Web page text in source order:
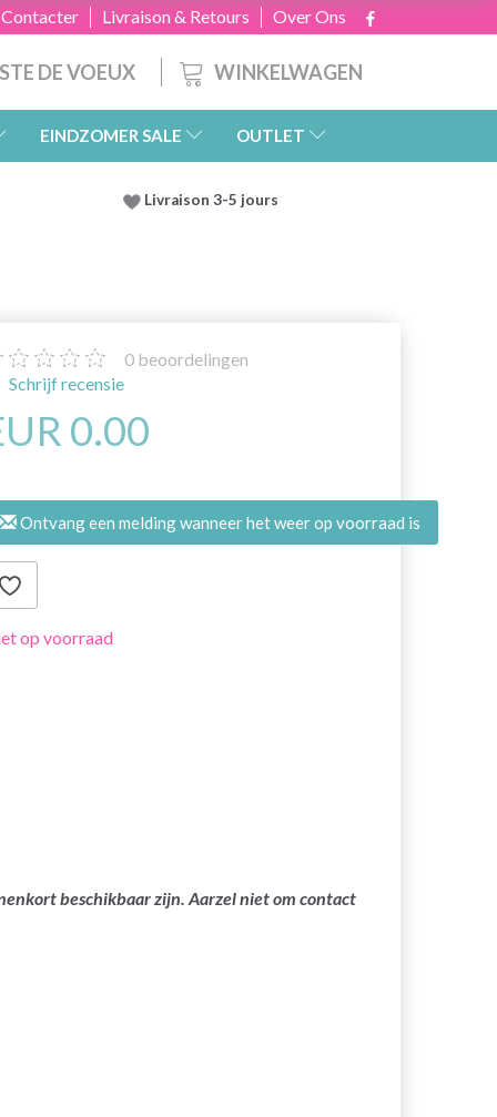
Over Ons
Livraison & Retours
WINKELWAGEN
DE VOEUX
EINDZOMER SALE OUTLET
Livraison 3-5 jours
0 beoordelingen
Schrijf recensie
0.00
Ontvang een melding wanneer het weer op voorraad is
op voorraad
beschikbaar zijn. Aarzel niet om contact